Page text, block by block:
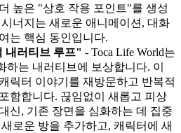
높은 "상호 작용 포인트"를 생성
너지는 새로운 애니메이션, 대화
는 핵심 동인입니다.
내러티브 루프" - Toca Life World는
하는 내러티브에 보상합니다. 이
릭터 이야기를 재방문하고 반복적
함합니다. 끊임없이 새롭고 피상
신, 기존 장면을 심화하는 데 집중
로운 방을 추가하고, 캐릭터에 새